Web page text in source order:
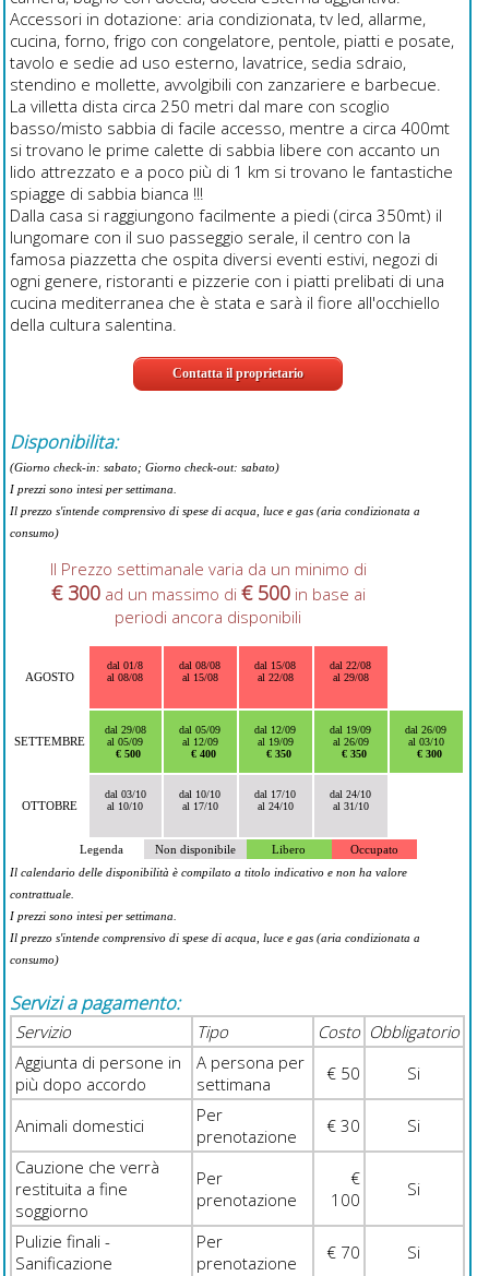
Accessori in dotazione: aria condizionata, tv led, allarme,
cucina, forno, frigo con congelatore, pentole, piatti e posate,
tavolo e sedie ad uso esterno, lavatrice, sedia sdraio,
stendino e mollette, avvolgibili con zanzariere e barbecue.
La villetta dista circa 250 metri dal mare con scoglio
basso/misto sabbia di facile accesso, mentre a circa 400mt
si trovano le prime calette di sabbia libere con accanto un
lido attrezzato e a poco più di 1 km si trovano le fantastiche
spiagge di sabbia bianca !!!
Dalla casa si raggiungono facilmente a piedi (circa 350mt) il
lungomare con il suo passeggio serale, il centro con la
famosa piazzetta che ospita diversi eventi estivi, negozi di
ogni genere, ristoranti e pizzerie con i piatti prelibati di una
cucina mediterranea che è stata e sarà il fiore all'occhiello
della cultura salentina.
Contatta il proprietario
Disponibilita:
(Giorno check-in: sabato; Giorno check-out: sabato)
I prezzi sono intesi per settimana.
Il prezzo s'intende comprensivo di spese di acqua, luce e gas (aria condizionata a
consumo)
Il Prezzo settimanale varia da un minimo di
€ 300ad un massimo di € 500in base ai
periodi ancora disponibili
AGOSTO
dal 01/8
al 08/08
dal 08/08
al 15/08
dal 15/08
al 22/08
dal 22/08
al 29/08
SETTEMBRE
dal 29/08
al 05/09
€ 500
dal 05/09
al 12/09
€ 400
dal 12/09
al 19/09
€ 350
dal 19/09
al 26/09
€ 350
dal 26/09
al 03/10
€ 300
OTTOBRE
dal 03/10
al 10/10
dal 10/10
al 17/10
dal 17/10
al 24/10
dal 24/10
al 31/10
Legenda Non disponibile Libero
Occupato
Il calendario delle disponibilità è compilato a titolo indicativo e non ha valore
contrattuale.
I prezzi sono intesi per settimana.
Il prezzo s'intende comprensivo di spese di acqua, luce e gas (aria condizionata a
consumo)
Servizi a pagamento:
Servizio Tipo Costo Obbligatorio
Aggiunta di persone in
più dopo accordo
A persona per
settimana
€ 50 Si
Animali domestici
Per
prenotazione
€ 30
Si
Cauzione che verrà
restituita a fine
soggiorno
Per
prenotazione
€
100
Si
Pulizie finali -
Sanificazione
Per
prenotazione
€ 70 Si